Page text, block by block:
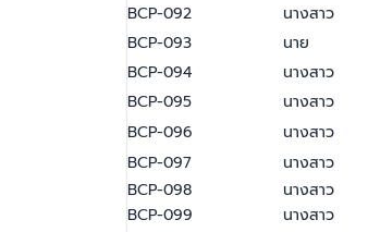
BCP-092
นางสาว
BCP-093
นาย
BCP-094
นางสาว
BCP-095
นางสาว
BCP-096
นางสาว
BCP-097
นางสาว
BCP-098
นางสาว
BCP-099
นางสาว